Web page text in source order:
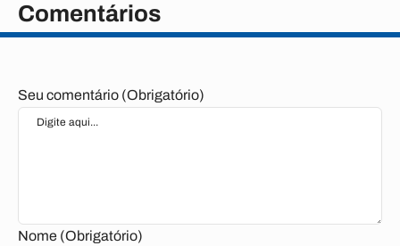
Comentários
Seu comentário (Obrigatório)
Nome (Obrigatório)